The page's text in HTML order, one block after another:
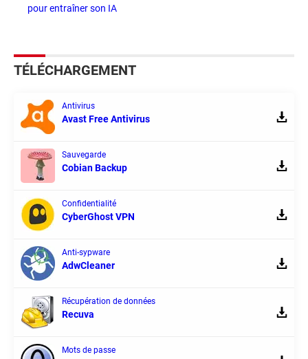
pour entraîner son IA
TÉLÉCHARGEMENT
Antivirus
Avast Free Antivirus
Sauvegarde
Cobian Backup
Confidentialité
CyberGhost VPN
Anti-sypware
AdwCleaner
Récupération de données
Recuva
Mots de passe